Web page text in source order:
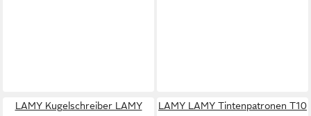
LAMY Kugelschreiber LAMY
LAMY LAMY Tintenpatronen T10